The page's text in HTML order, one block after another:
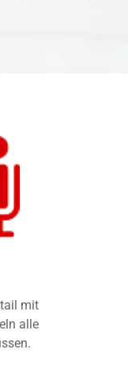
mit
alle